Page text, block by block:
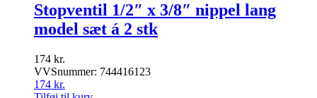
Stopventil 1/2″ x 3/8″ nippel lang
model sæt á 2 stk
174 kr.
VVSnummer: 744416123
174 kr.